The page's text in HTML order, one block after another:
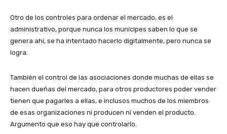
Otro de los controles para ordenar el mercado, es el
administrativo, porque nunca los munícipes saben lo que se
genera ahí, se ha intentado hacerlo digitalmente, pero nunca se
logra.
También el control de las asociaciones donde muchas de ellas se
hacen dueñas del mercado, para otros productores poder vender
tienen que pagarles a ellas, e inclusos muchos de los miembros
de esas organizaciones ni producen ni venden el producto.
Argumento que eso hay que controlarlo.